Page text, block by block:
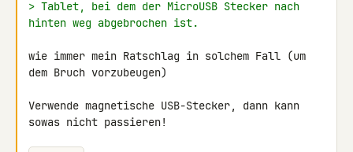
> Tablet, bei dem der MicroUSB Stecker nach
hinten weg abgebrochen ist.
wie immer mein Ratschlag in solchem Fall (um
dem Bruch vorzubeugen)
Verwende magnetische USB-Stecker, dann kann
sowas nicht passieren!